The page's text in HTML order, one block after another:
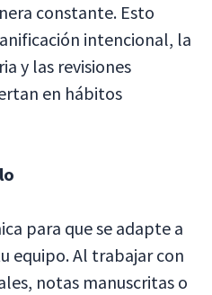
constante. Esto
intencional, la
y las revisiones
en hábitos
para que se adapte a
equipo. Al trabajar con
notas manuscritas o